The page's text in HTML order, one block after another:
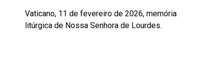
Vaticano, 11 de fevereiro de 2026, memória
litúrgica de Nossa Senhora de Lourdes.